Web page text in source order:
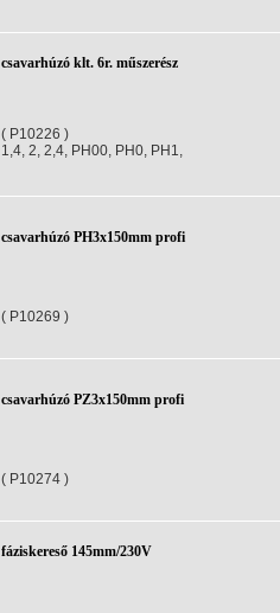
csavarhúzó klt. 6r. műszerész
( P10226 )
1,4, 2, 2,4, PH00, PH0, PH1,
csavarhúzó PH3x150mm profi
( P10269 )
csavarhúzó PZ3x150mm profi
( P10274 )
fáziskereső 145mm/230V